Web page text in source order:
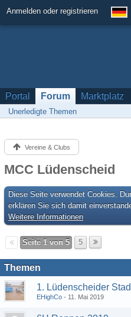
Anmelden oder registrieren
Portal Forum Marktplatz
Unerledigte Themen
Vereine & Clubs
MCC Lüdenscheid
Diese Seite verwendet Cookies.
erklären Sie sich damit
Weitere Informationen
Seite 1 von 5 5
Themen
1. Lüdenscheider
EHighCo 11. Mai 2019